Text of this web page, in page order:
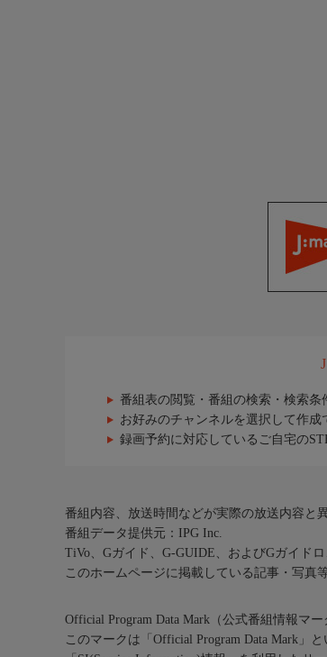
番組表の閲覧・番組の検索・検索条
お好みのチャンネルを選択して作成
録画予約に対応しているご自宅の
番組内容、放送時間などが実際の放送内容と
番組データ提供元：IPG Inc.
TiVo、Gガイド、G-GUIDE、およびGガイド
このホームページに掲載している記事・写真
Official Program Data Mark（公式番組情報マー
このマークは「Official Program Data Mark」